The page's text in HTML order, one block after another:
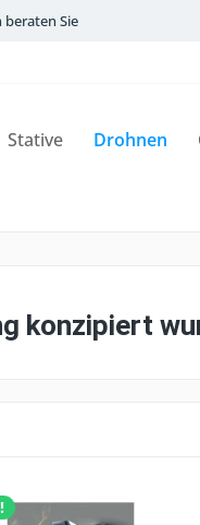
Sie
Stative Drohnen
konzipiert